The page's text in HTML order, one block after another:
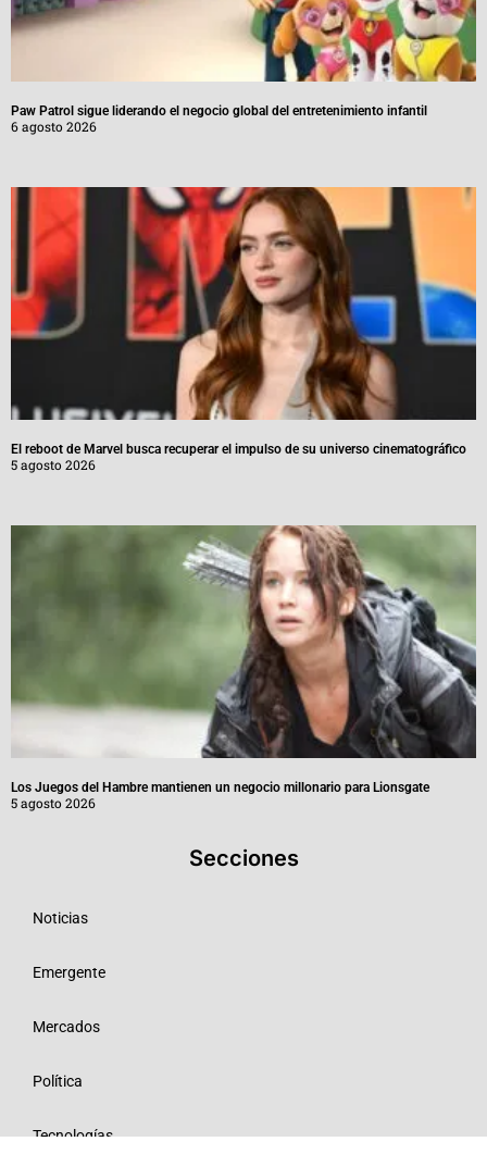
Paw Patrol sigue liderando el negocio global del entretenimiento infantil
6 agosto 2026
El reboot de Marvel busca recuperar el impulso de su universo cinematográfico
5 agosto 2026
Los Juegos del Hambre mantienen un negocio millonario para Lionsgate
5 agosto 2026
Secciones
Noticias
Emergente
Mercados
Política
Tecnologías